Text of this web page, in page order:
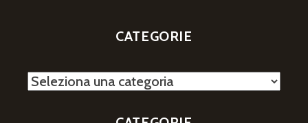
È
CATEGORIE
Categorie